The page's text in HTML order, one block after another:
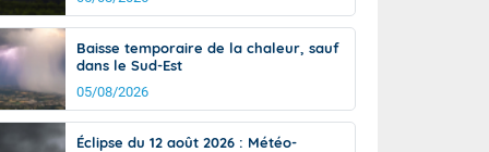
de
Bulletins Marine
Bulletins d'estimation du risque
d'avalanche
Météo des forêts
Vigicrues
Baisse temporaire de la chaleur, sauf
dans le Sud-Est
05/08/2026
Éclipse du 12 août 2026 : Météo-